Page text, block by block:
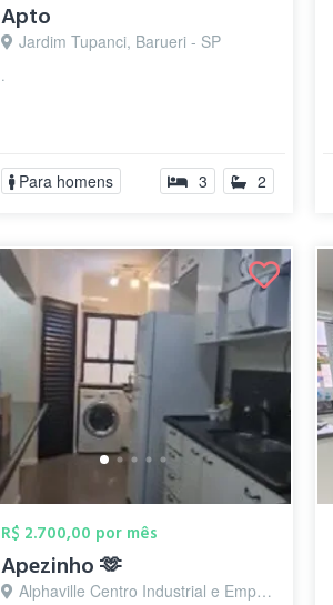
Apto
Jardim Tupanci, Barueri - SP
.
Para homens 3 2
R$ 2.700,00 por mês
Apezinho 🫶
Alphaville Centro Industrial e Empresarial/Alphaville., Barueri - SP